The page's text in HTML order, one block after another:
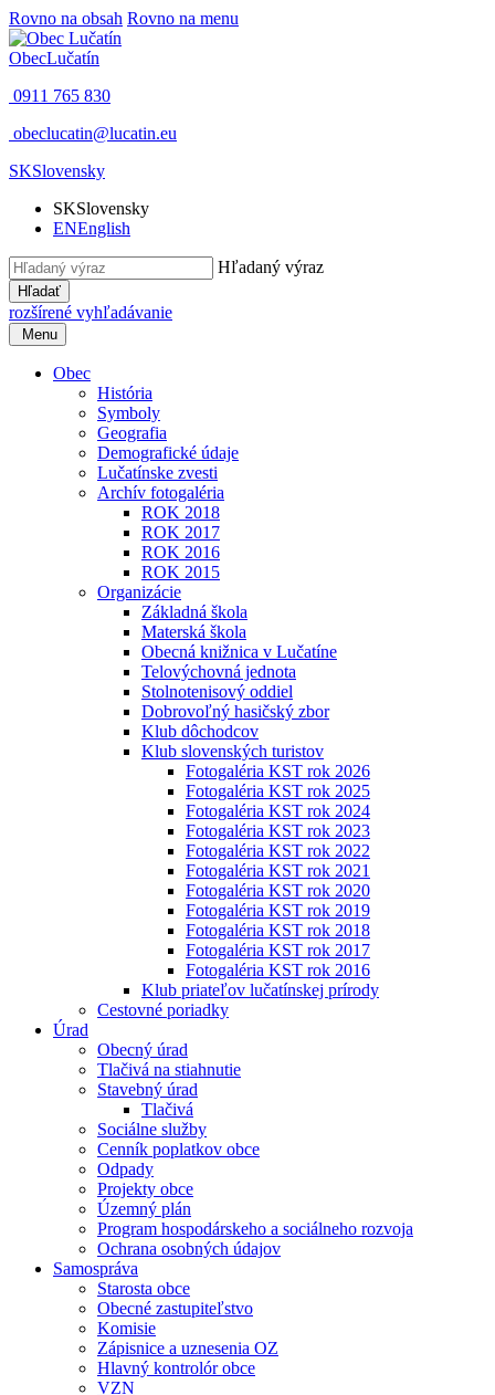
Rovno na obsah Rovno na menu
ObecLučatín
0911 765 830
obeclucatin@lucatin.eu
SKSlovensky
SKSlovensky
ENEnglish
Hľadaný výraz
Hľadať
rozšírené vyhľadávanie
Menu
Obec
História
Symboly
Geografia
Demografické údaje
Lučatínske zvesti
Archív fotogaléria
ROK 2018
ROK 2017
ROK 2016
ROK 2015
Organizácie
Základná škola
Materská škola
Obecná knižnica v Lučatíne
Telovýchovná jednota
Stolnotenisový oddiel
Dobrovoľný hasičský zbor
Klub dôchodcov
Klub slovenských turistov
Fotogaléria KST rok 2026
Fotogaléria KST rok 2025
Fotogaléria KST rok 2024
Fotogaléria KST rok 2023
Fotogaléria KST rok 2022
Fotogaléria KST rok 2021
Fotogaléria KST rok 2020
Fotogaléria KST rok 2019
Fotogaléria KST rok 2018
Fotogaléria KST rok 2017
Fotogaléria KST rok 2016
Klub priateľov lučatínskej prírody
Cestovné poriadky
Úrad
Obecný úrad
Tlačivá na stiahnutie
Stavebný úrad
Tlačivá
Sociálne služby
Cenník poplatkov obce
Odpady
Projekty obce
Územný plán
Program hospodárskeho a sociálneho rozvoja
Ochrana osobných údajov
Samospráva
Starosta obce
Obecné zastupiteľstvo
Komisie
Zápisnice a uznesenia OZ
Hlavný kontrolór obce
VZN